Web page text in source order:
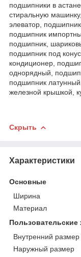
подшипники в
стиральную
элеватор,
подшипник
подшипник,
подшипник под
кондиционер,
однорядный,
подшипник
железной крышкой,
Скрыть
Характеристики
Основные
Ширина
Материал
Пользовательские
Внутренний размер
Наружный размер